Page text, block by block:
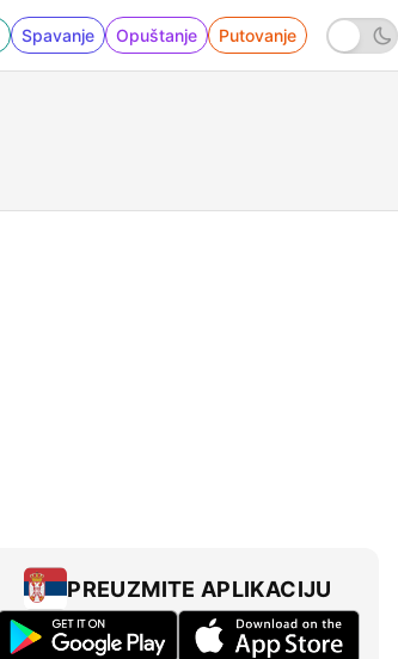
Spavanje Opuštanje Putovanje
PREUZMITE APLIKACIJU